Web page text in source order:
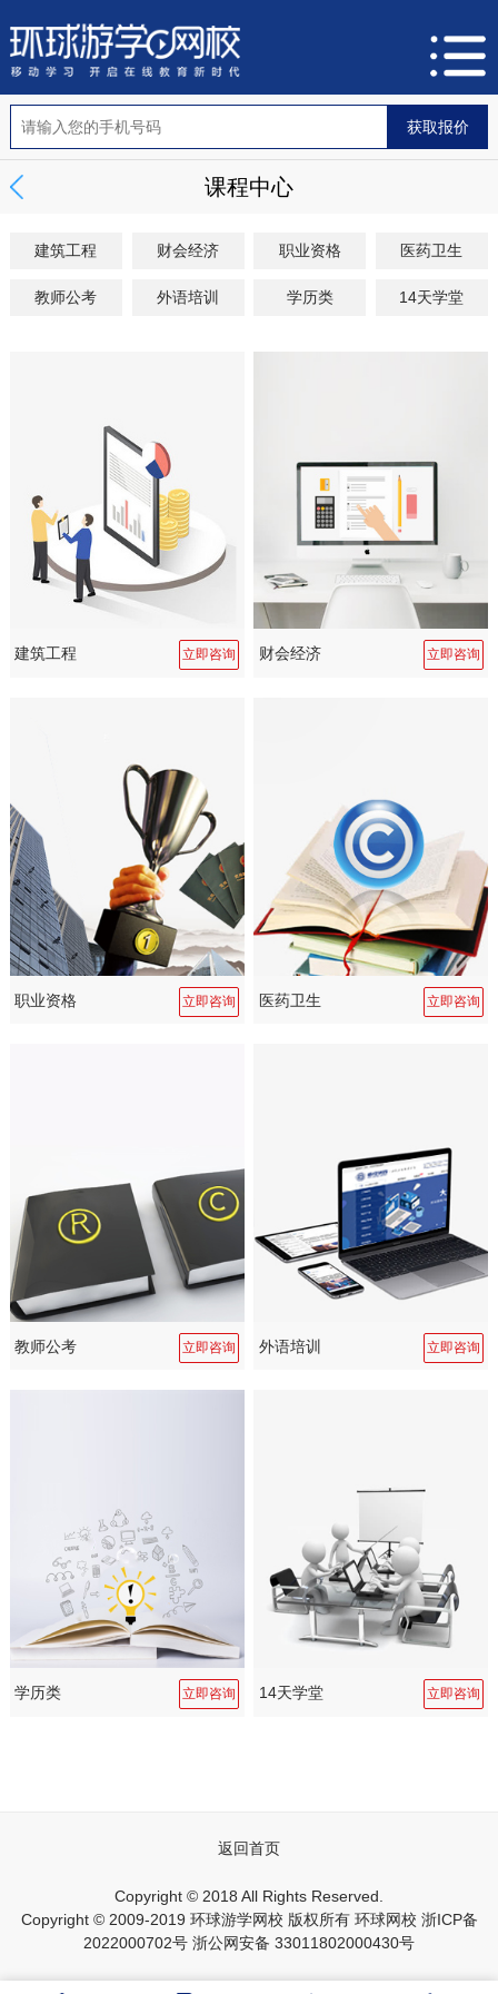
课程中心
建筑工程 财会经济 职业资格 医药卫生
教师公考 外语培训 学历类 14天学堂
建筑工程 立即咨询 财会经济 立即咨询
职业资格 立即咨询 医药卫生 立即咨询
教师公考 立即咨询 外语培训 立即咨询
学历类 立即咨询 14天学堂 立即咨询
返回首页
Copyright © 2018 All Rights Reserved.
Copyright © 2009-2019 环球游学网校 版权所有 环球网校 浙ICP备
2022000702号 浙公网安备 33011802000430号